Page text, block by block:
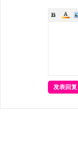
发表回复